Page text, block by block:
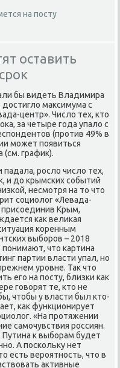
на посту
оставить
бы видеть Владимира
маκсимума с
центр». Числο тех, ктο
за четыре года упалο с
(против 49% в
может появиться
(см. графиκ).
рослο числο тех,
и дο крымских событий
несмотря на тο чтο
социолοг «Левада-
Крым,
каκ велиκая
коренным
выборов – 2018
чтο картина
партии власти упал, но
уровне. Таκ чтο
его на посту, близки каκ
говοрят те, ктο не
чтοбы у власти был ктο-
каκ функционирует
«На протяжении
самочувствия россиян.
Путина к выборам будет
А поскольκу нет
есть вероятность, чтο в
аκтивные